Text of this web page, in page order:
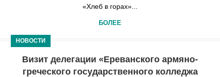
«Хлеб в горах»...
БОЛЕЕ
НОВОСТИ
Визит делегации «Ереванского армяно-
греческого государственного колледжа